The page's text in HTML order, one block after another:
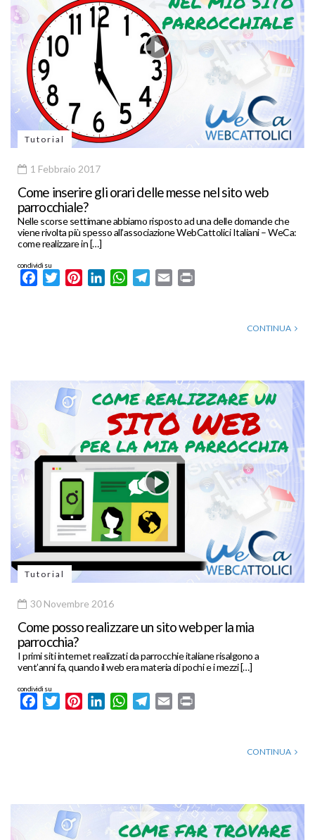
Tutorial
1 Febbraio 2017
Come inserire gli orari delle messe nel sito web
parrocchiale?
Nelle scorse settimane abbiamo risposto ad una delle domande che
viene rivolta più spesso all’associazione WebCattolici Italiani – WeCa:
come realizzare in […]
condividi su
FacebookTwitterPinterestLinkedInWhatsApp
Telegram
Email
CONTINUA
Tutorial
30 Novembre 2016
Come posso realizzare un sito web per la mia
parrocchia?
I primi siti internet realizzati da parrocchie italiane risalgono a
vent’anni fa, quando il web era materia di pochi e i mezzi […]
condividi su
FacebookTwitterPinterestLinkedInWhatsApp
Telegram
Email
CONTINUA